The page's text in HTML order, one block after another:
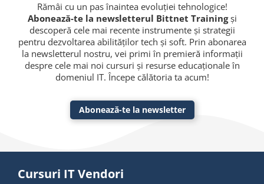
Rămâi cu un pas înaintea evoluției tehnologice!
Abonează-te la newsletterul Bittnet Trainingși
descoperă cele mai recente instrumente și strategii
pentru dezvoltarea abilităților tech și soft. Prin abonarea
la newsletterul nostru, vei primi în premieră informații
despre cele mai noi cursuri și resurse educaționale în
domeniul IT. Începe călătoria ta acum!
Abonează-te la newsletter
Cursuri IT Vendori